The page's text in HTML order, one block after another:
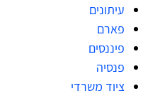
עיתונים
פארם
פיננסים
פנסיה
ציוד משרדי